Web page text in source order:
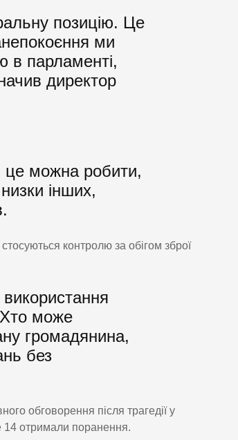
позицію. Це
ми
в парламенті,
директор
це можна робити,
інших,
контролю за обігом зброї
Хто може
громадянина,
без
обговорення після трагедії у
14 отримали поранення.